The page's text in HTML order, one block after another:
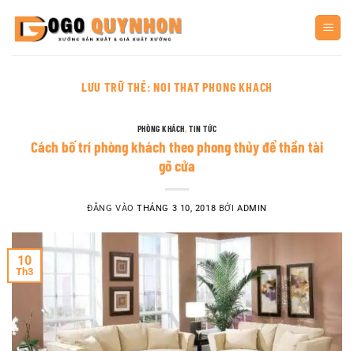
LƯU TRỮ THẺ:NOI THAT PHONG KHACH
PHÒNG KHÁCH,TIN TỨC
Cách bố trí phòng khách theo phong thủy để thần tài
gõ cửa
ĐĂNG VÀOTHÁNG 3 10, 2018 BỞI ADMIN
10
Th3